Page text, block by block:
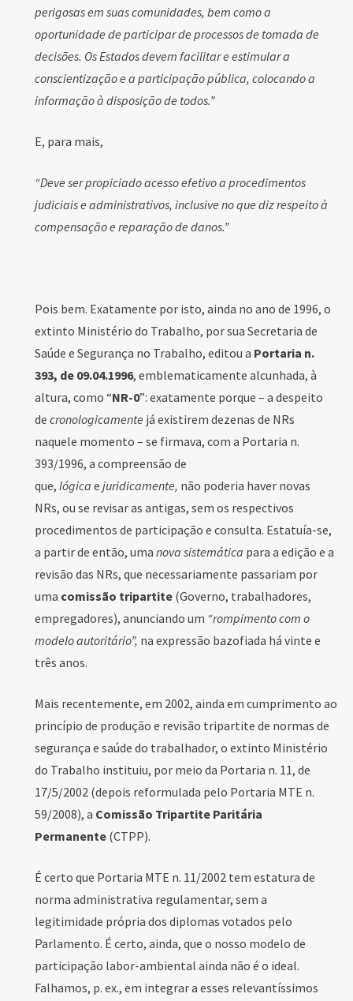
perigosas em suas comunidades, bem como a
oportunidade de participar de processos de tomada de
decisões. Os Estados devem facilitar e estimular a
conscientização e a participação pública, colocando a
informação à disposição de todos.”
E, para mais,
“Deve ser propiciado acesso efetivo a procedimentos
judiciais e administrativos, inclusive no que diz respeito à
compensação e reparação de danos.”
Pois bem. Exatamente por isto, ainda no ano de 1996, o
extinto Ministério do Trabalho, por sua Secretaria de
Saúde e Segurança no Trabalho, editou a Portaria n.
393, de 09.04.1996, emblematicamente alcunhada, à
altura, como “NR-0”: exatamente porque – a despeito
de cronologicamente já existirem dezenas de NRs
naquele momento – se firmava, com a Portaria n.
393/1996, a compreensão de
que, lógica e juridicamente, não poderia haver novas
NRs, ou se revisar as antigas, sem os respectivos
procedimentos de participação e consulta. Estatuía-se,
a partir de então, uma nova sistemática para a edição e a
revisão das NRs, que necessariamente passariam por
uma comissão tripartite (Governo, trabalhadores,
empregadores), anunciando um “rompimento com o
modelo autoritário”, na expressão bazofiada há vinte e
três anos.
Mais recentemente, em 2002, ainda em cumprimento ao
princípio de produção e revisão tripartite de normas de
segurança e saúde do trabalhador, o extinto Ministério
do Trabalho instituiu, por meio da Portaria n. 11, de
17/5/2002 (depois reformulada pelo Portaria MTE n.
59/2008), a Comissão Tripartite Paritária
Permanente (CTPP).
É certo que Portaria MTE n. 11/2002 tem estatura de
norma administrativa regulamentar, sem a
legitimidade própria dos diplomas votados pelo
Parlamento. É certo, ainda, que o nosso modelo de
participação labor-ambiental ainda não é o ideal.
Falhamos, p. ex., em integrar a esses relevantíssimos